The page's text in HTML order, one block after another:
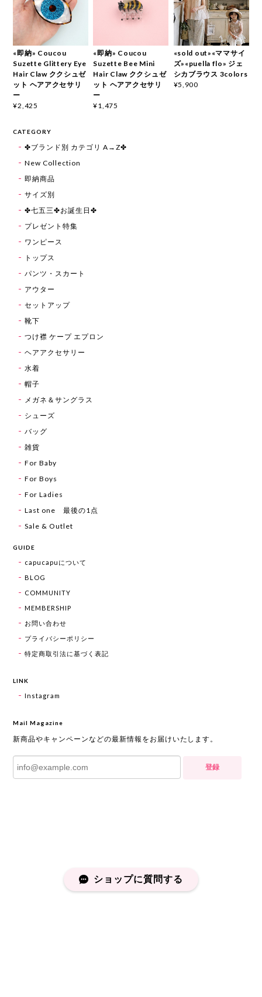
«即納» Coucou
Suzette Glittery Eye
Hair Claw ククシュゼ
ット ヘアアクセサリ
ー
¥2,425
«即納» Coucou
Suzette Bee Mini
Hair Claw ククシュゼ
ット ヘアアクセサリ
ー
¥1,475
«sold out»«ママサイ
ズ»«puella flo» ジェ
シカブラウス 3colors
¥5,900
CATEGORY
✤ブランド別 カテゴリ A→Z✤
New Collection
即納商品
サイズ別
✤七五三✤お誕生日✤
プレゼント特集
ワンピース
トップス
パンツ・スカート
アウター
セットアップ
靴下
つけ襟 ケープ エプロン
ヘアアクセサリー
水着
帽子
メガネ＆サングラス
シューズ
バッグ
雑貨
For Baby
For Boys
For Ladies
Last one 最後の1点
Sale & Outlet
GUIDE
capucapuについて
BLOG
COMMUNITY
MEMBERSHIP
お問い合わせ
プライバシーポリシー
特定商取引法に基づく表記
LINK
Instagram
Mail Magazine
新商品やキャンペーンなどの最新情報をお届けいたします。
登録
ショップに質問する